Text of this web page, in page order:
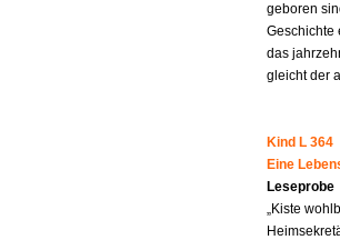
geboren
Geschichte
das
gleicht der
Kind L 364
Eine
Leseprobe
„Kiste